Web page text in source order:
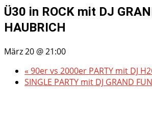
Ü30 in ROCK mit DJ
HAUBRICH
März 20 @ 21:00
« 90er vs 2000er PARTY mit DJ
SINGLE PARTY mit DJ GRAND